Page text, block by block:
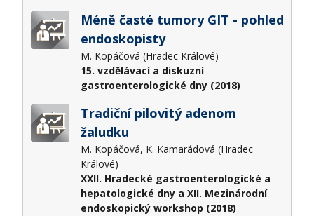
Méně časté tumory GIT - pohled
endoskopisty
M. Kopáčová (Hradec Králové)
15. vzdělávací a diskuzní
gastroenterologické dny (2018)
Tradiční pilovitý adenom
žaludku
M. Kopáčová, K. Kamarádová (Hradec
Králové)
XXII. Hradecké gastroenterologické a
hepatologické dny a XII. Mezinárodní
endoskopický workshop (2018)